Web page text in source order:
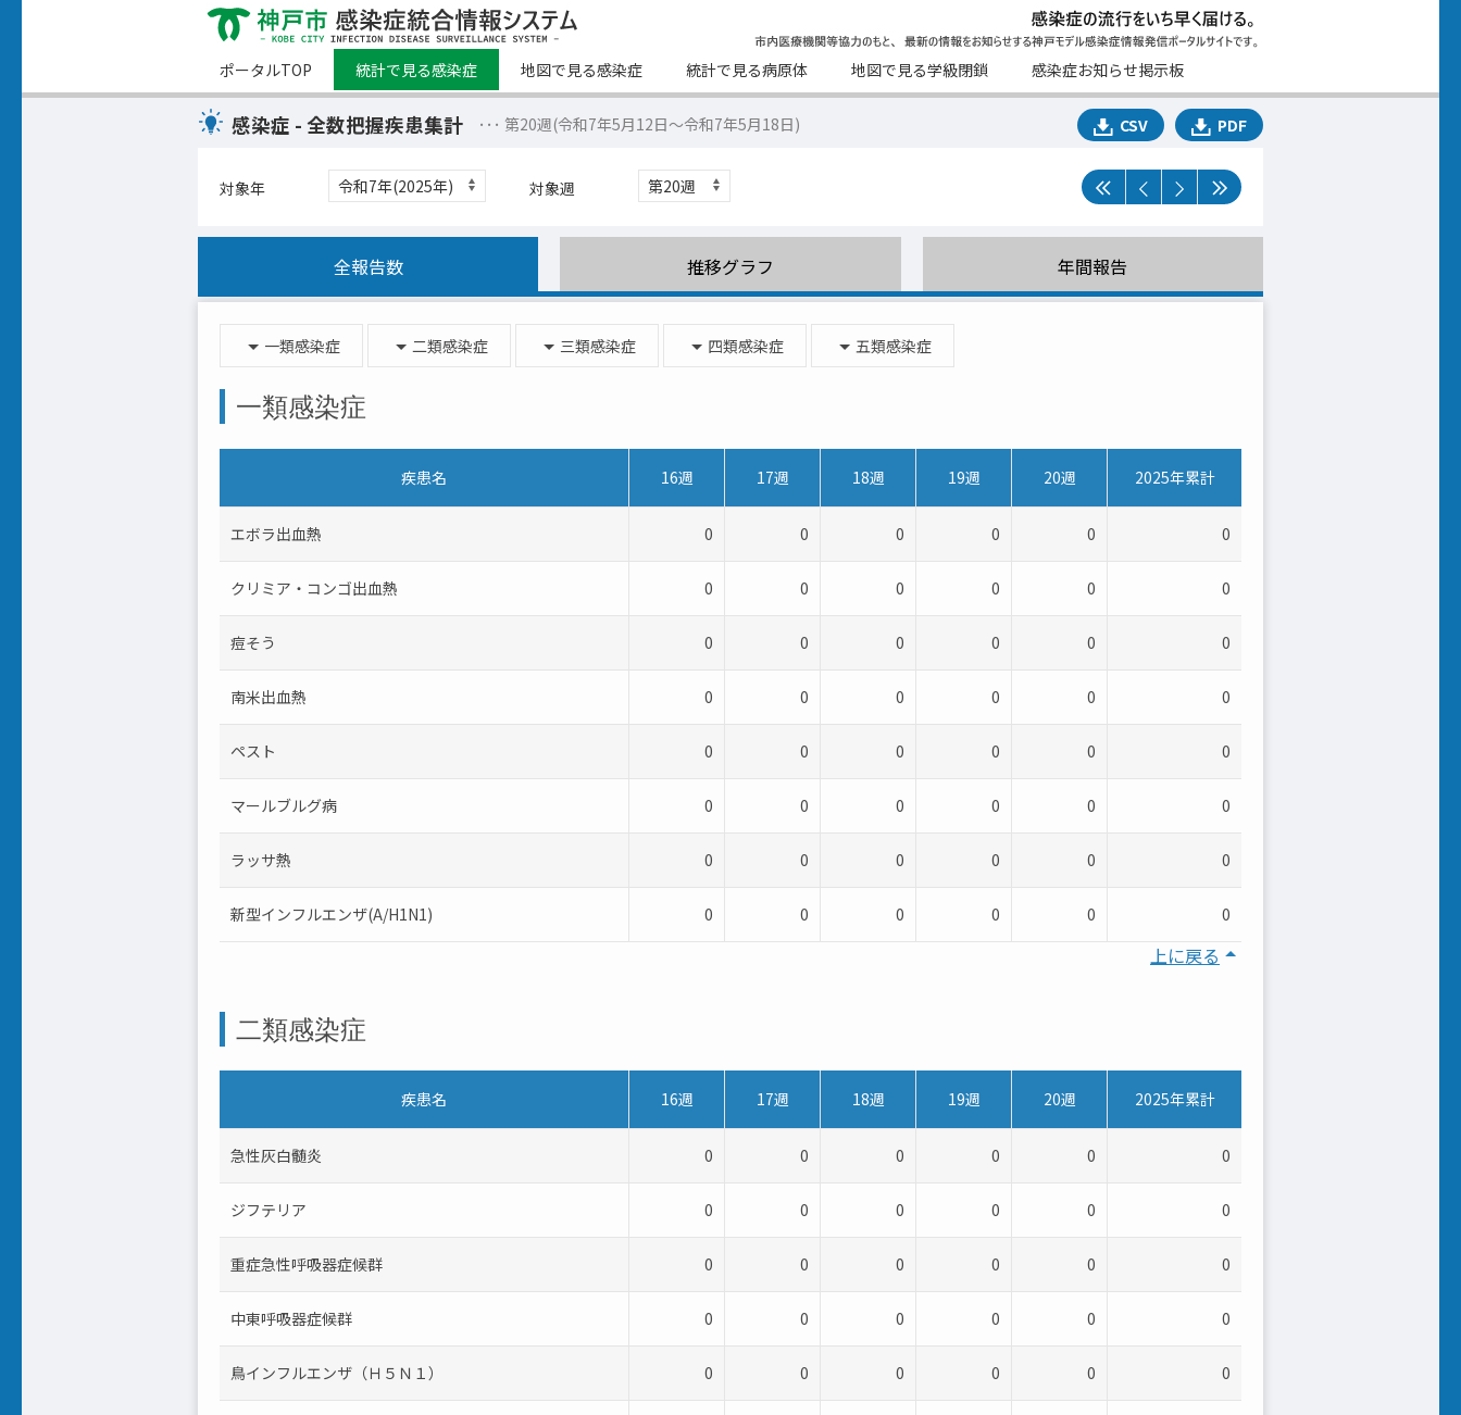
ポータルTOP 統計で見る感染症 地図で見る感染症 統計で見る病原体 地図で見る学級閉鎖 感染症お知らせ掲示板
感染症 - 全数把握疾患集計 ･･･ 第20週(令和7年5月12日～令和7年5月18日) PDF
CSV
対象年 対象週
全報告数 推移グラフ 年間報告
一類感染症 二類感染症 三類感染症 四類感染症 五類感染症
一類感染症
疾患名 16週 17週 18週 19週 20週 2025年累計
エボラ出血熱 0 0 0 0 0 0
クリミア・コンゴ出血熱 0 0 0 0 0 0
痘そう 0 0 0 0 0 0
南米出血熱 0 0 0 0 0 0
ペスト 0 0 0 0 0 0
マールブルグ病 0 0 0 0 0 0
ラッサ熱 0 0 0 0 0 0
新型インフルエンザ(A/H1N1) 0 0 0 0 0 0
上に戻る
二類感染症
疾患名 16週 17週 18週 19週 20週 2025年累計
急性灰白髄炎 0 0 0 0 0 0
ジフテリア 0 0 0 0 0 0
重症急性呼吸器症候群 0 0 0 0 0 0
中東呼吸器症候群 0 0 0 0 0 0
鳥インフルエンザ（Ｈ５Ｎ１） 0 0 0 0 0 0